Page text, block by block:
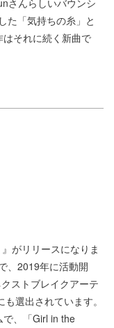
さんらしいバウンシ
た「気持ちの糸」と
それに続く新曲で
がリリースになりま
、2019年に活動開
ストブレイクアーテ
選出されています。
で、「Girl in the